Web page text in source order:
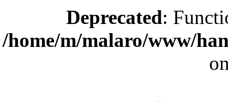
Deprecated:
/home/m/malaro/www/